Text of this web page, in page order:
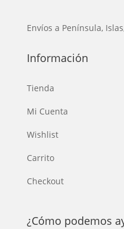
Envíos a Península,
Información
Tienda
Mi Cuenta
Wishlist
Carrito
Checkout
¿Cómo podemos